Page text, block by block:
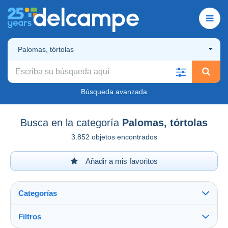
Palomas, tórtolas
Búsqueda avanzada
Busca en la categoría Palomas, tórtolas
3.852 objetos encontrados
Añadir a mis favoritos
Categorías
Filtros